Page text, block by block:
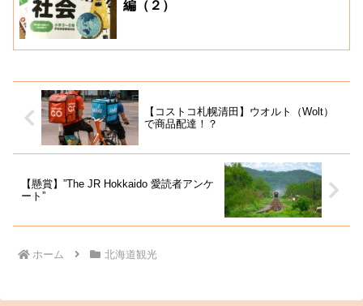
編（２）
【コストコ札幌清田】ウオルト（Wolt）
で商品配達！？
【懸賞】”The JR Hokkaido 愛読者アンケ
ート”
ホーム 北海道観光